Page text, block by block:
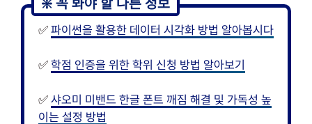
✅ 파이썬을 활용한 데이터 시각화 방법 알아봅시다
✅ 학점 인증을 위한 학위 신청 방법 알아보기
✅ 샤오미 미밴드 한글 폰트 깨짐 해결 및 가독성 높
이는 설정 방법